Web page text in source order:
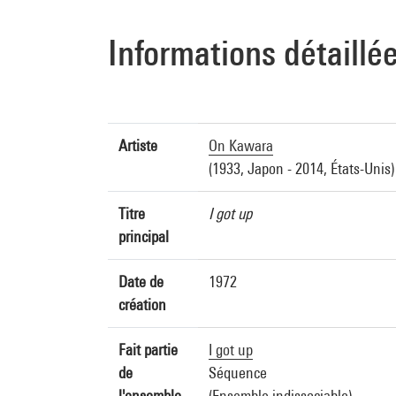
Informations
Artiste
On Kawara
(1933, Japon - 2014, États-Unis)
Titre
principal
I got up
Date de
création
1972
Fait partie
de
I got up
Séquence